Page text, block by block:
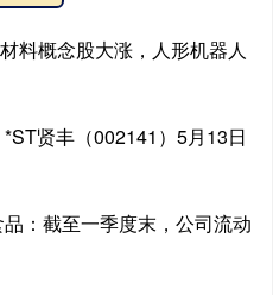
料概念股大涨，人形机器人
贤丰（002141）5月13日
：截至一季度末，公司流动